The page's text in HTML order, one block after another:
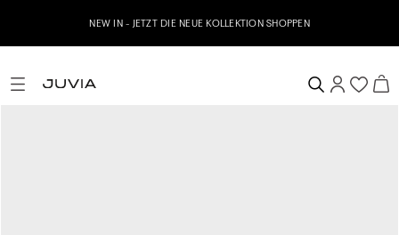
NEW IN - JETZT DIE NEUE KOLLEKTION SHOPPEN